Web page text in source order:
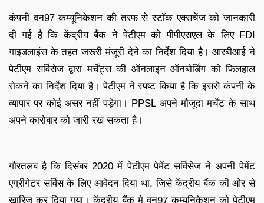
कंपनी वन97 कम्यूनिकेशन की तरफ से स्टॉक एक्सचेंज को जानकारी
दी गई है कि केंद्रीय बैंक ने पेटीएम को पीपीएसएल के लिए FDI
गाइडलाइंस के तहत जरूरी मंजूरी देने का निर्देश दिया है। आरबीआई ने
पेटीएम सर्विसेज द्वारा मर्चेंट्स की ऑनलाइन ऑनबोर्डिंग को फिलहाल
रोकने का निर्देश दिया है। पेटीएम ने स्पष्ट किया है कि इससे कंपनी के
व्यापार पर कोई असर नहीं पड़ेगा। PPSL अपने मौजूदा मर्चेंट के साथ
अपने कारोबार को जारी रख सकता है।
गौरतलब है कि दिसंबर 2020 में पेटीएम पेमेंट सर्विसेज ने अपनी पेमेंट
एग्रीगेटर सर्विस के लिए आवेदन दिया था, जिसे केंद्रीय बैंक की ओर से
खारिज कर दिया गया। केंद्रीय बैंक मे वन97 कम्यूनिकेशन को पेटीएम